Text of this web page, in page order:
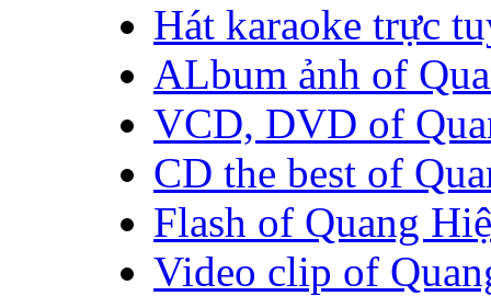
Hát karaoke trực
ALbum ảnh of
VCD, DVD of
CD the best of
Flash of Quang
Video clip of